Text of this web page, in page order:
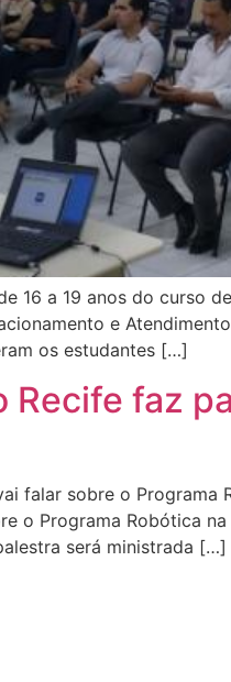
16 a 19 anos do curso
e
os estudantes […]
Recife faz
falar sobre o
o Programa Robótica
será ministrada […]